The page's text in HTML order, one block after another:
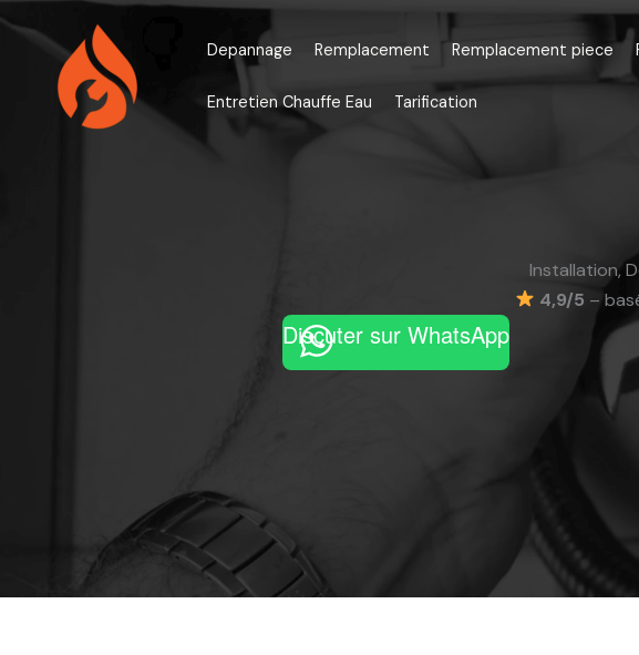
Aller
contenu
Depannage Remplacement Remplacement piece
Entretien Chauffe Eau Tarification
Installation,
4,9/5 –
Discuter sur WhatsApp